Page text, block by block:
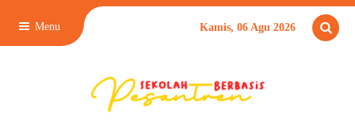
Menu Kamis, 06 Agu 2026